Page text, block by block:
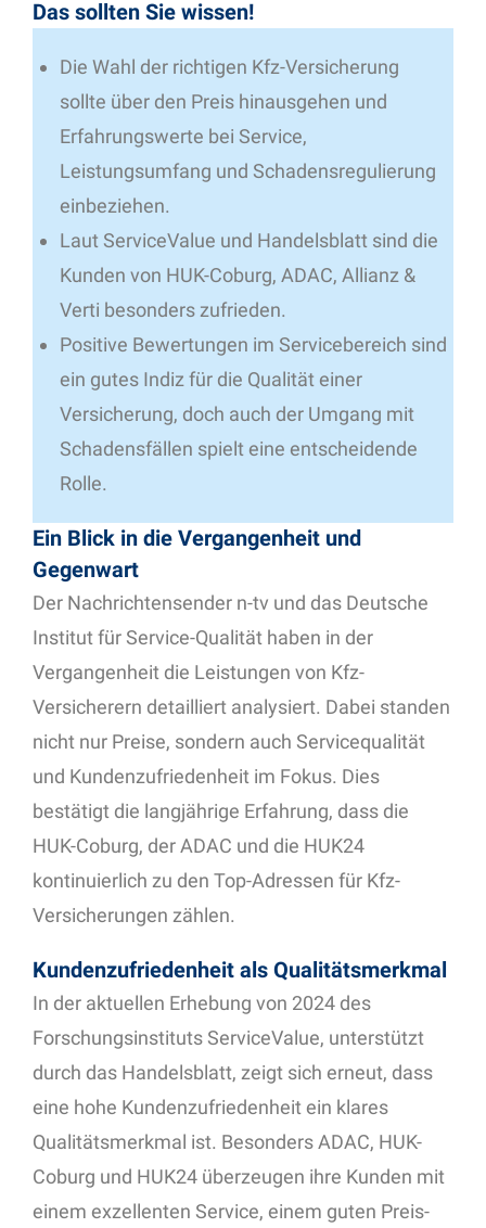
Das sollten Sie wissen!
Die Wahl der richtigen Kfz-Versicherung
sollte über den Preis hinausgehen und
Erfahrungswerte bei Service,
Leistungsumfang und Schadensregulierung
einbeziehen.
Laut ServiceValue und Handelsblatt sind die
Kunden von HUK-Coburg, ADAC, Allianz &
Verti besonders zufrieden.
Positive Bewertungen im Servicebereich sind
ein gutes Indiz für die Qualität einer
Versicherung, doch auch der Umgang mit
Schadensfällen spielt eine entscheidende
Rolle.
Ein Blick in die Vergangenheit und
Gegenwart
Der Nachrichtensender n-tv und das Deutsche
Institut für Service-Qualität haben in der
Vergangenheit die Leistungen von Kfz-
Versicherern detailliert analysiert. Dabei standen
nicht nur Preise, sondern auch Servicequalität
und Kundenzufriedenheit im Fokus. Dies
bestätigt die langjährige Erfahrung, dass die
HUK-Coburg, der ADAC und die HUK24
kontinuierlich zu den Top-Adressen für Kfz-
Versicherungen zählen.
Kundenzufriedenheit als Qualitätsmerkmal
In der aktuellen Erhebung von 2024 des
Forschungsinstituts ServiceValue, unterstützt
durch das Handelsblatt, zeigt sich erneut, dass
eine hohe Kundenzufriedenheit ein klares
Qualitätsmerkmal ist. Besonders ADAC, HUK-
Coburg und HUK24 überzeugen ihre Kunden mit
einem exzellenten Service, einem guten Preis-